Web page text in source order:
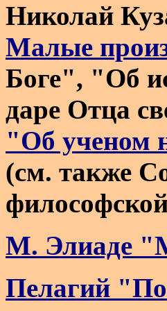
Николай
Малые
Боге", "Об
даре Отца
"Об ученом
(см. также
М. Элиаде
Пелагий